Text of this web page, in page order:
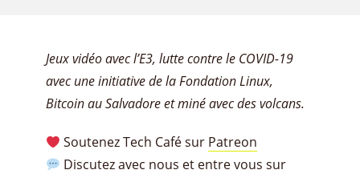
Jeux vidéo avec l’E3, lutte contre le COVID-19
avec une initiative de la Fondation Linux,
Bitcoin au Salvadore et miné avec des volcans.
Soutenez Tech Café sur Patreon
Discutez avec nous et entre vous sur